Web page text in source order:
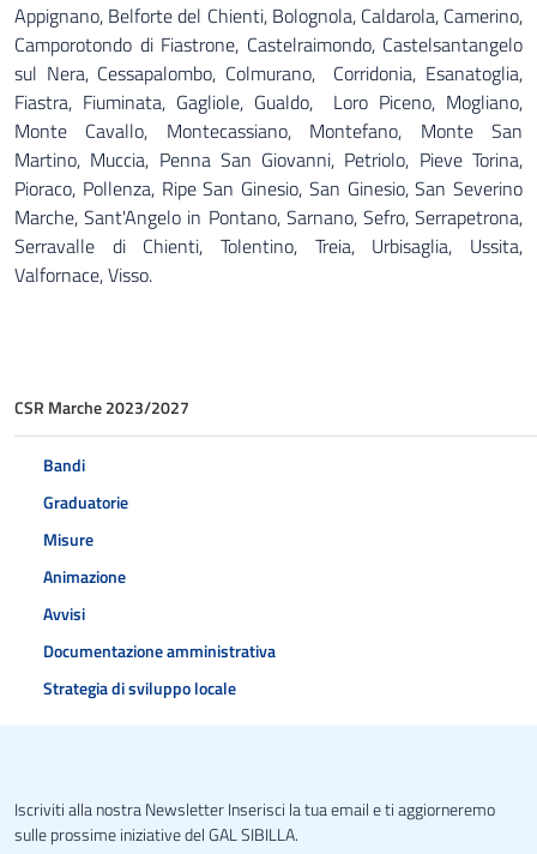
CSR Marche 2023/2027
Bandi
Graduatorie
Misure
Animazione
Avvisi
Documentazione amministrativa
Strategia di sviluppo locale
Appignano, Belforte del Chienti, Bolognola, Caldarola, Camerino,
Camporotondo di Fiastrone, Castelraimondo, Castelsantangelo
sul Nera, Cessapalombo, Colmurano, Corridonia, Esanatoglia,
Fiastra, Fiuminata, Gagliole, Gualdo, Loro Piceno, Mogliano,
Monte Cavallo, Montecassiano, Montefano, Monte San
Martino, Muccia, Penna San Giovanni, Petriolo, Pieve Torina,
Pioraco, Pollenza, Ripe San Ginesio, San Ginesio, San Severino
Marche, Sant'Angelo in Pontano, Sarnano, Sefro, Serrapetrona,
Serravalle di Chienti, Tolentino, Treia, Urbisaglia, Ussita,
Valfornace, Visso.
Iscriviti alla nostra Newsletter Inserisci la tua email e ti aggiorneremo
sulle prossime iniziative del GAL SIBILLA.